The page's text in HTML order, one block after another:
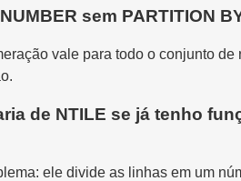
sem PARTITION
vale para todo o conjunto de
de NTILE se já tenho
ele divide as linhas em um